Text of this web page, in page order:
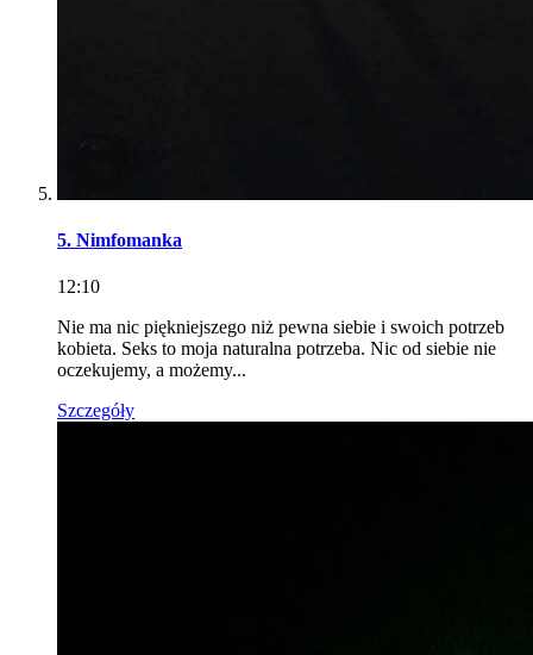
5. Nimfomanka
12:10
Nie ma nic piękniejszego niż pewna siebie i swoich potrzeb
kobieta. Seks to moja naturalna potrzeba. Nic od siebie nie
oczekujemy, a możemy...
Szczegóły